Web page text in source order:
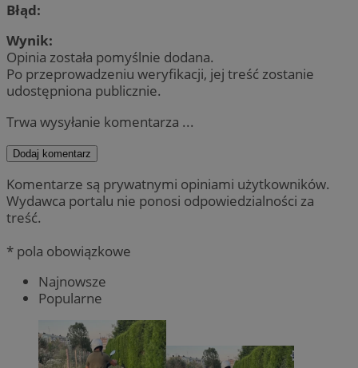
Błąd:
Wynik:
Opinia została pomyślnie dodana.
Po przeprowadzeniu weryfikacji, jej treść zostanie
udostępniona publicznie.
Trwa wysyłanie komentarza ...
Dodaj komentarz
Komentarze są prywatnymi opiniami użytkowników.
Wydawca portalu nie ponosi odpowiedzialności za
treść.
* pola obowiązkowe
Najnowsze
Popularne